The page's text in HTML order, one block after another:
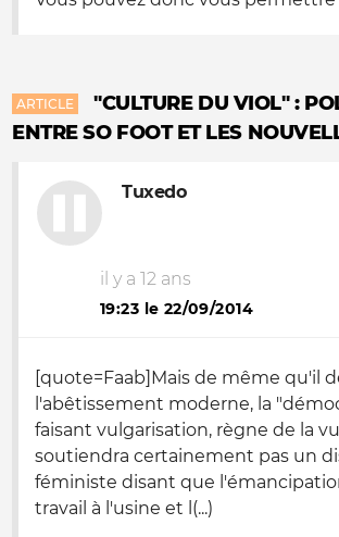
ARTICLE
"CULTURE DU VIOL" :
ENTRE SO FOOT ET LES
Tuxedo
il y a 12 ans
19:23 le 22/09/2014
[quote=Faab]Mais de même qu'il
l'abêtissement moderne, la
faisant vulgarisation, règne de la
soutiendra certainement pas un
féministe disant que
travail à l'usine et l(...)